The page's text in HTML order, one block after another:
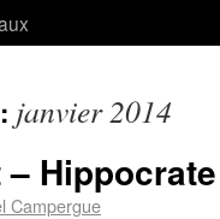
janvier 2014
Campergue